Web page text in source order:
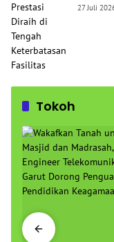
27 Juli
Tokoh